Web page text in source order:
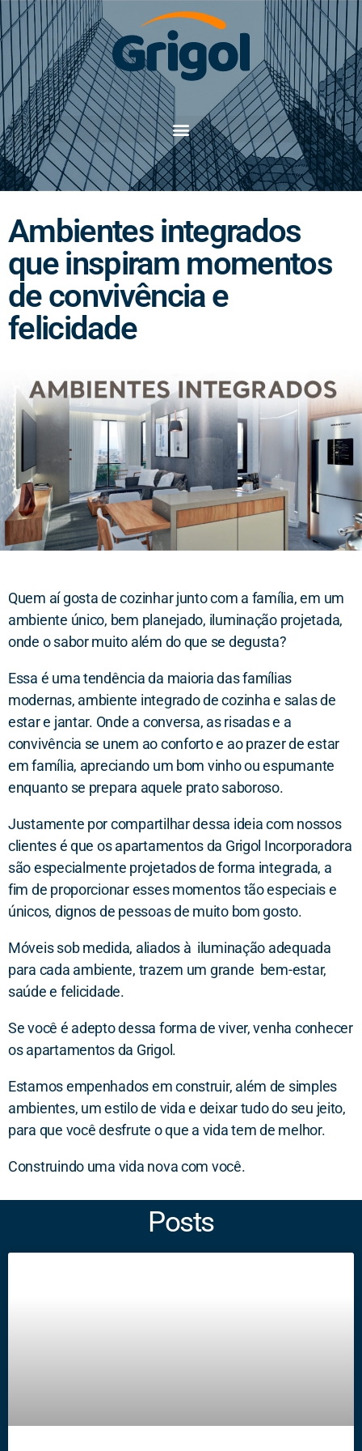
Ambientes integrados
que inspiram momentos
de convivência e
felicidade
Quem aí gosta de cozinhar junto com a família, em um
ambiente único, bem planejado, iluminação projetada,
onde o sabor muito além do que se degusta?
Essa é uma tendência da maioria das famílias
modernas, ambiente integrado de cozinha e salas de
estar e jantar. Onde a conversa, as risadas e a
convivência se unem ao conforto e ao prazer de estar
em família, apreciando um bom vinho ou espumante
enquanto se prepara aquele prato saboroso.
Justamente por compartilhar dessa ideia com nossos
clientes é que os apartamentos da Grigol Incorporadora
são especialmente projetados de forma integrada, a
fim de proporcionar esses momentos tão especiais e
únicos, dignos de pessoas de muito bom gosto.
Móveis sob medida, aliados à iluminação adequada
para cada ambiente, trazem um grande bem-estar,
saúde e felicidade.
Se você é adepto dessa forma de viver, venha conhecer
os apartamentos da Grigol.
Estamos empenhados em construir, além de simples
ambientes, um estilo de vida e deixar tudo do seu jeito,
para que você desfrute o que a vida tem de melhor.
Construindo uma vida nova com você.
Posts